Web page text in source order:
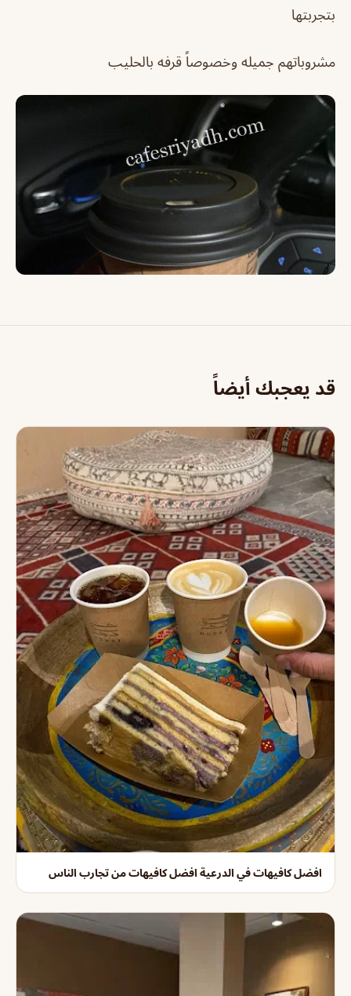
بتجربتها
مشروباتهم جميله وخصوصاً قرفه بالحليب
قد يعجبك أيضاً
افضل كافيهات في الدرعية افضل كافيهات من تجارب الناس